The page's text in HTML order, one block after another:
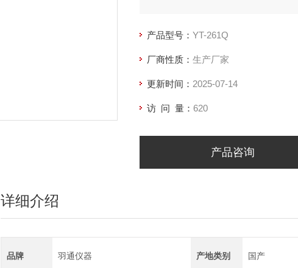
分辨性：0.1℃
产品型号： YT-261Q
厂商性质： 生产厂家
更新时间： 2025-07-14
访 问 量： 620
产品咨询
详细介绍
品牌 羽通仪器 产地类别 国产